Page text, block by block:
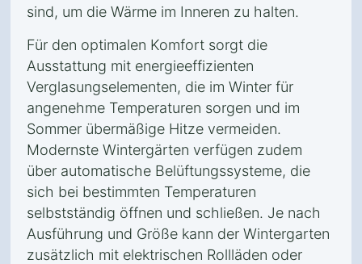
sind, um die Wärme im Inneren zu halten.
Für den optimalen Komfort sorgt die
Ausstattung mit energieeffizienten
Verglasungselementen, die im Winter für
angenehme Temperaturen sorgen und im
Sommer übermäßige Hitze vermeiden.
Modernste Wintergärten verfügen zudem
über automatische Belüftungssysteme, die
sich bei bestimmten Temperaturen
selbstständig öffnen und schließen. Je nach
Ausführung und Größe kann der Wintergarten
zusätzlich mit elektrischen Rollläden oder